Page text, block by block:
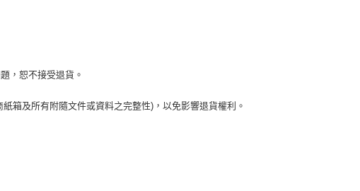
，恕不接受退貨。
箱及所有附隨文件或資料之完整性)，以免影響退貨權利。